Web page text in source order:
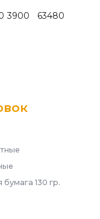
3900 63480
130 гр.